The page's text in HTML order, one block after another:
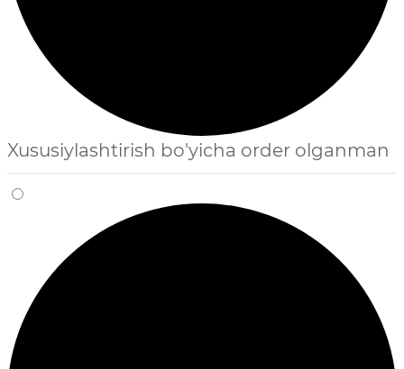
Xususiylashtirish bo'yicha order olganman